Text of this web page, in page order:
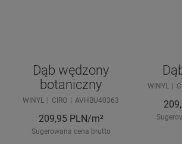
Dąb wędzony
botaniczny
WINYL CIRO AVHBU40363
209,95 PLN/m²
Sugerowana cena brutto
WINYL